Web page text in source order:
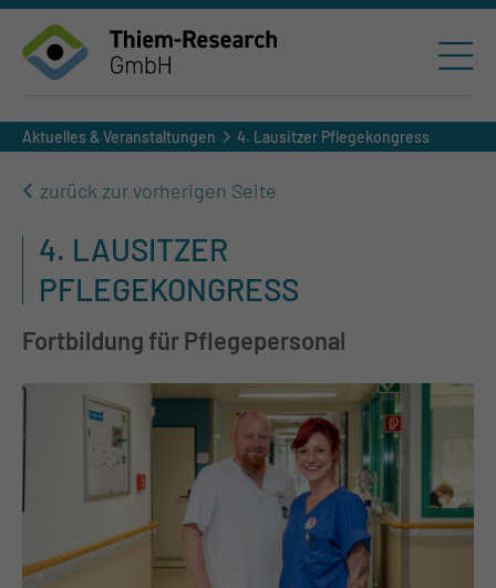
Aktuelles & Veranstaltungen 4. Lausitzer Pflegekongress
zurück zur vorherigen Seite
4. LAUSITZER
PFLEGEKONGRESS
Fortbildung für Pflegepersonal